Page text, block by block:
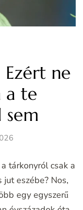
Ezért ne
a te
sem
tárkonyról csak a
eszébe? Nos,
egy egyszerű